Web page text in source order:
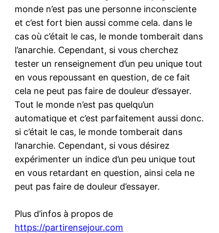
monde n’est pas une personne inconsciente
et c’est fort bien aussi comme cela. dans le
cas où c’était le cas, le monde tomberait dans
l’anarchie. Cependant, si vous cherchez
tester un renseignement d’un peu unique tout
en vous repoussant en question, de ce fait
cela ne peut pas faire de douleur d’essayer.
Tout le monde n’est pas quelqu’un
automatique et c’est parfaitement aussi donc.
si c’était le cas, le monde tomberait dans
l’anarchie. Cependant, si vous désirez
expérimenter un indice d’un peu unique tout
en vous retardant en question, ainsi cela ne
peut pas faire de douleur d’essayer.
Plus d’infos à propos de
https://partirensejour.com